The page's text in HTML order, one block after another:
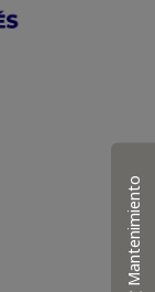
Mantenimiento